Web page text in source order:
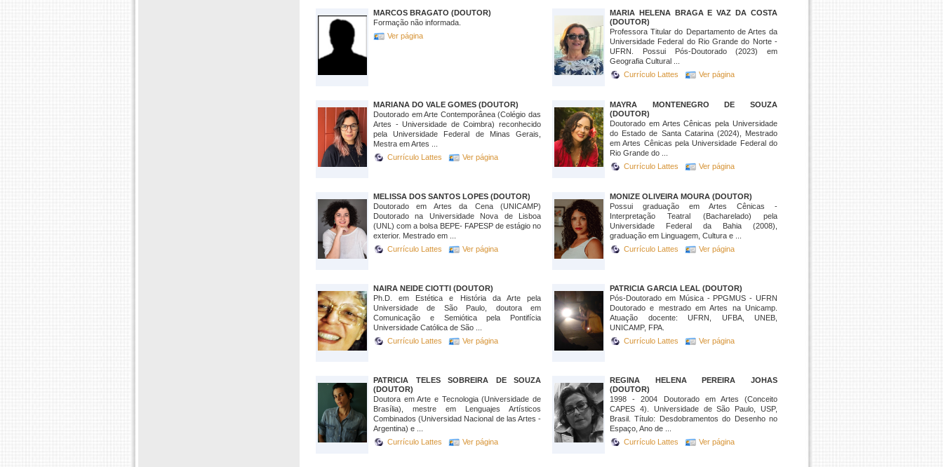
MARCOS BRAGATO (DOUTOR)
Formação não informada.
Ver página
MARIA HELENA BRAGA E VAZ DA COSTA
(DOUTOR)
Professora Titular do Departamento de Artes da
Universidade Federal do Rio Grande do Norte -
UFRN. Possui Pós-Doutorado (2023) em
Geografia Cultural ...
Currículo Lattes
Ver página
MARIANA DO VALE GOMES (DOUTOR)
Doutorado em Arte Contemporânea (Colégio das
Artes - Universidade de Coimbra) reconhecido
pela Universidade Federal de Minas Gerais,
Mestra em Artes ...
Currículo Lattes
Ver página
MAYRA MONTENEGRO DE SOUZA
(DOUTOR)
Doutorado em Artes Cênicas pela Universidade
do Estado de Santa Catarina (2024), Mestrado
em Artes Cênicas pela Universidade Federal do
Rio Grande do ...
Currículo Lattes
Ver página
MELISSA DOS SANTOS LOPES (DOUTOR)
Doutorado em Artes da Cena (UNICAMP)
Doutorado na Universidade Nova de Lisboa
(UNL) com a bolsa BEPE- FAPESP de estágio no
exterior. Mestrado em ...
Currículo Lattes
Ver página
MONIZE OLIVEIRA MOURA (DOUTOR)
Possui graduação em Artes Cênicas -
Interpretação Teatral (Bacharelado) pela
Universidade Federal da Bahia (2008),
graduação em Linguagem, Cultura e ...
Currículo Lattes
Ver página
NAIRA NEIDE CIOTTI (DOUTOR)
Ph.D. em Estética e História da Arte pela
Universidade de São Paulo, doutora em
Comunicação e Semiótica pela Pontifícia
Universidade Católica de São ...
Currículo Lattes
Ver página
PATRICIA GARCIA LEAL (DOUTOR)
Pós-Doutorado em Música - PPGMUS - UFRN
Doutorado e mestrado em Artes na Unicamp.
Atuação docente: UFRN, UFBA, UNEB,
UNICAMP, FPA.
Currículo Lattes
Ver página
PATRICIA TELES SOBREIRA DE SOUZA
(DOUTOR)
Doutora em Arte e Tecnologia (Universidade de
Brasília), mestre em Lenguajes Artísticos
Combinados (Universidad Nacional de las Artes -
Argentina) e ...
Currículo Lattes
Ver página
REGINA HELENA PEREIRA JOHAS
(DOUTOR)
1998 - 2004 Doutorado em Artes (Conceito
CAPES 4). Universidade de São Paulo, USP,
Brasil. Título: Desdobramentos do Desenho no
Espaço, Ano de ...
Currículo Lattes
Ver página